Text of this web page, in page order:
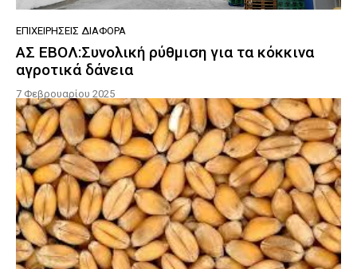
ΕΠΙΧΕΙΡΉΣΕΙΣ ΔΙΆΦΟΡΑ
ΑΣ ΕΒΟΛ:Συνολική ρύθμιση για τα κόκκινα
αγροτικά δάνεια
7 Φεβρουαρίου 2025